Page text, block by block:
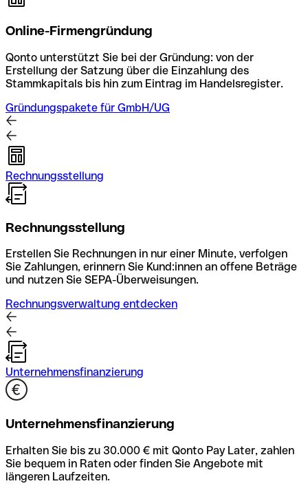
Online-Firmengründung
Qonto unterstützt Sie bei der Gründung: von der
Erstellung der Satzung über die Einzahlung des
Stammkapitals bis hin zum Eintrag im Handelsregister.
Gründungspakete für GmbH/UG
Rechnungsstellung
Rechnungsstellung
Erstellen Sie Rechnungen in nur einer Minute, verfolgen
Sie Zahlungen, erinnern Sie Kund:innen an offene Beträge
und nutzen Sie SEPA-Überweisungen.
Rechnungsverwaltung entdecken
Unternehmensfinanzierung
Unternehmensfinanzierung
Erhalten Sie bis zu 30.000 € mit Qonto Pay Later, zahlen
Sie bequem in Raten oder finden Sie Angebote mit
längeren Laufzeiten.